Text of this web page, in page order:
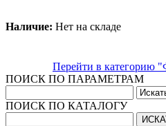
Наличие: Нет на складе
Перейти в категорию
ПОИСК ПО ПАРАМЕТРАМ
ПОИСК ПО КАТАЛОГУ